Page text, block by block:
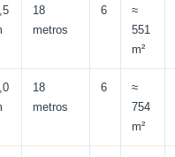
18
metros
6
≈
551
m²
18
metros
6
≈
754
m²